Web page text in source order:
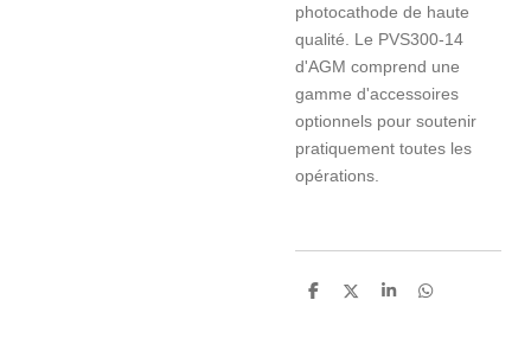
photocathode de haute
qualité. Le PVS300-14
d'AGM comprend une
gamme d'accessoires
optionnels pour soutenir
pratiquement toutes les
opérations.
P
P
P
P